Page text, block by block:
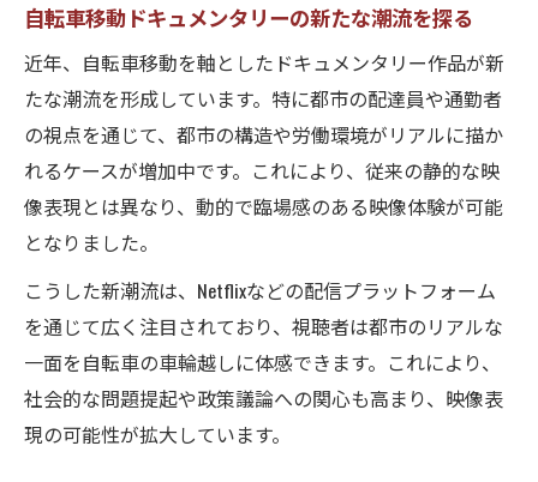
目
ドキュメンタリーで語る都市とレンタサイ
クルの関係
働き方の今を切り取る移動とドキュメンタリー
レンタサイクルが働き方改革に与えた影響
を探る
き方
ドキュメンタリーで見る配達員と都市労働
の今
レンタサイクル利用から考える柔軟な働き
自転車移動ドキュメンタリーの新たな潮流を探る
近年、自転車移動を軸としたドキュメンタリー作品が新
たな潮流を形成しています。特に都市の配達員や通勤者
の視点を通じて、都市の構造や労働環境がリアルに描か
れるケースが増加中です。これにより、従来の静的な映
像表現とは異なり、動的で臨場感のある映像体験が可能
となりました。
こうした新潮流は、Netflixなどの配信プラットフォーム
を通じて広く注目されており、視聴者は都市のリアルな
一面を自転車の車輪越しに体感できます。これにより、
社会的な問題提起や政策議論への関心も高まり、映像表
現の可能性が拡大しています。